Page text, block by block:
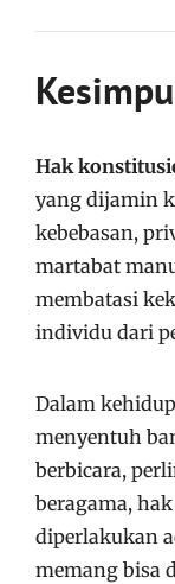
Hak
yang dijamin
kebebasan,
martabat
membatasi
individu dari
Dalam
menyentuh
berbicara,
beragama,
diperlakukan
memang bisa